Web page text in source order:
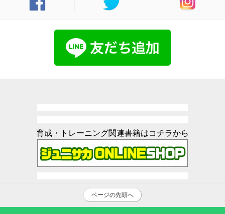
育成・トレーニング関連書籍はコチラから
ページの先頭へ